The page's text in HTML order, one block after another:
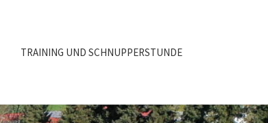
TRAINING UND SCHNUPPERSTUNDE